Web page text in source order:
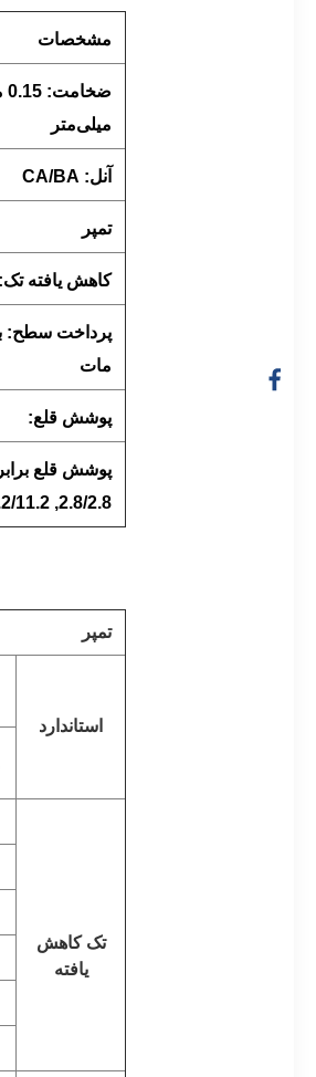
مشخصات
میلی‌متر
آنل: CA/BA
تمپر
کاهش یافته تک: T1,T2,T2.5,T3,T4,T5
پرداخت سطح:
مات
پوشش قلع:
2.8/2.8, 5.6/5.6,8.4/8.4,11.2/11.2
تمپر
استاندارد
تک کاهش
یافته